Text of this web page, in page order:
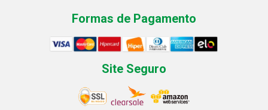
Formas de Pagamento
Site Seguro